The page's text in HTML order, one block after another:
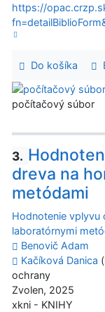
https://
Do košíka
počítačový súbor
3.
dreva na
metódami
Hodnotenie vplyvu
laboratórnymi
Benovič Adam
Kačíková Danica
ochrany
Zvolen, 2025
xkni - KNIHY